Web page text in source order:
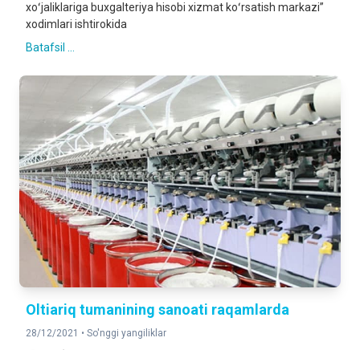
xoʻjaliklariga buxgalteriya hisobi xizmat koʻrsatish markazi”
xodimlari ishtirokida
Batafsil ...
Oltiariq tumanining sanoati raqamlarda
28/12/2021 • So'nggi yangiliklar